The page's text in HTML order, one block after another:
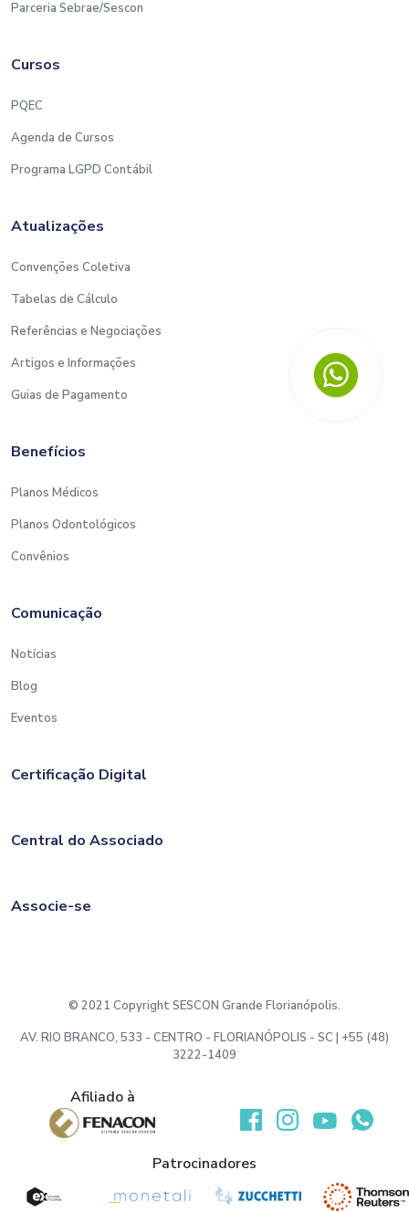
Parceria Sebrae/Sescon
Cursos
PQEC
Agenda de Cursos
Programa LGPD Contábil
Atualizações
Convenções Coletiva
Tabelas de Cálculo
Referências e Negociações
Artigos e Informações
Guias de Pagamento
Benefícios
Planos Médicos
Planos Odontológicos
Convênios
Comunicação
Notícias
Blog
Eventos
Certificação Digital
Central do Associado
Associe-se
© 2021 Copyright SESCON Grande Florianópolis.
AV. RIO BRANCO, 533 - CENTRO - FLORIANÓPOLIS - SC | +55 (48)
3222-1409
Afiliado à
Desenvolvido por:
Patrocinadores